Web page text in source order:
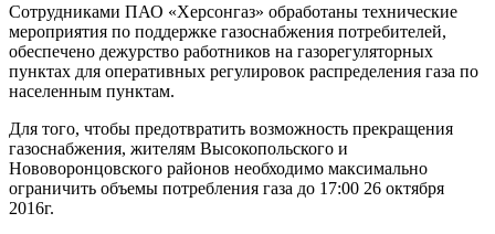
Сотрудниками ПАО «Херсонгаз» обработаны технические
мероприятия по поддержке газоснабжения потребителей,
обеспечено дежурство работников на газорегуляторных
пунктах для оперативных регулировок распределения газа по
населенным пунктам.
Для того, чтобы предотвратить возможность прекращения
газоснабжения, жителям Высокопольского и
Нововоронцовского районов необходимо максимально
ограничить объемы потребления газа до 17:00 26 октября
2016г.